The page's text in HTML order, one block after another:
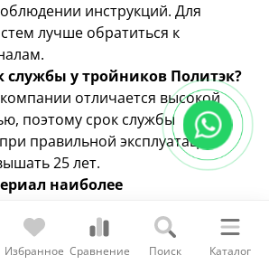
Избранное Сравнение Поиск Каталог
инструкций. Для
лучше обратиться к
службы у тройников Политэк?
отличается высокой
поэтому срок службы
правильной эксплуатации
25 лет.
наиболее
подходит для большинства
благодаря устойчивости к